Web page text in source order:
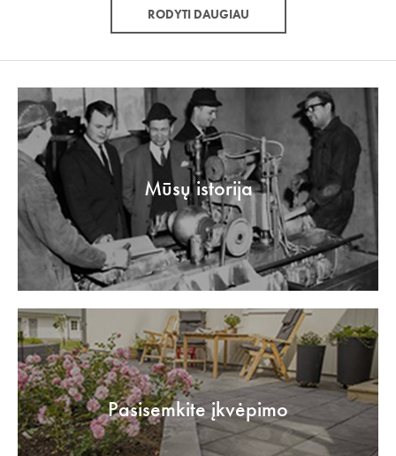
RODYTI DAUGIAU
Mūsų istorija
Pasisemkite įkvėpimo